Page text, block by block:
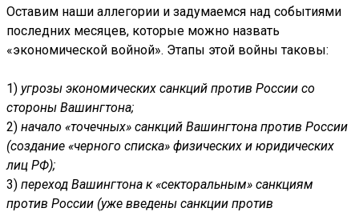
Оставим наши аллегории и задумаемся над событиями
последних месяцев, которые можно назвать
«экономической войной». Этапы этой войны таковы:
1) угрозы экономических санкций против России со
стороны Вашингтона;
2) начало «точечных» санкций Вашингтона против России
(создание «черного списка» физических и юридических
лиц РФ);
3) переход Вашингтона к «секторальным» санкциям
против России (уже введены санкции против